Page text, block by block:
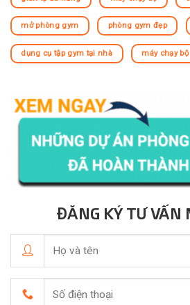
mở phòng gym phòng gym đẹp
dụng cụ tập gym tại nhà máy chạy
ĐĂNG KÝ TƯ VẤN